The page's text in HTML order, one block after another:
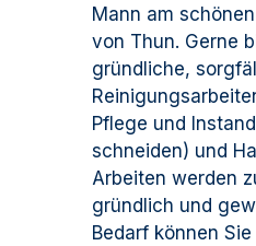
Mann am
von Thun. Gerne
gründliche,
Pflege und
schneiden) und
Arbeiten werden
gründlich und
Bedarf können